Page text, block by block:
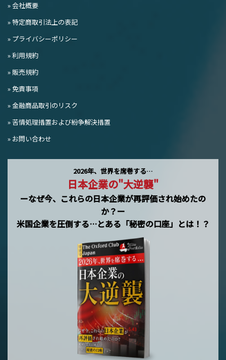
» 会社概要
» 特定商取引法上の表記
» プライバシーポリシー
» 利用規約
» 販売規約
» 免責事項
» 金融商品取引のリスク
» 苦情処理措置および紛争解決措置
» お問い合わせ
2026年、世界を席巻する…
日本企業の"大逆襲"
ーなぜ今、これらの日本企業が再評価され始めたの
か？ー
米国企業を圧倒する…とある「秘密の口座」とは！？